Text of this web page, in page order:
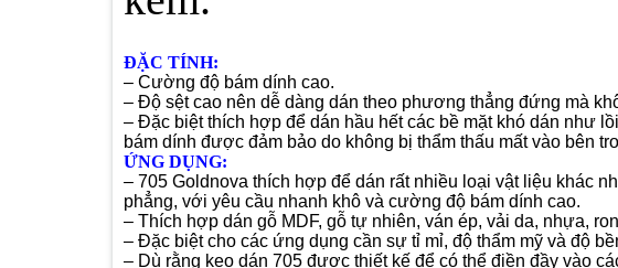
ĐẶC TÍNH:
– Cường độ bám dính cao.
– Độ sệt cao nên dễ dàng dán theo phương thẳng đứng mà
– Đặc biệt thích hợp để dán hầu hết các bề mặt khó dán như
bám dính được đảm bảo do không bị thẩm thấu mất vào bên
ỨNG DỤNG:
– 705 Goldnova thích hợp để dán rất nhiều loại vật liệu khác
phẳng, với yêu cầu nhanh khô và cường độ bám dính cao.
– Thích hợp dán gỗ MDF, gỗ tự nhiên, ván ép, vải da, nhựa,
– Đặc biệt cho các ứng dụng cần sự tỉ mỉ, độ thẩm mỹ và độ
– Dù rằng keo dán 705 được thiết kế để có thể điền đầy vào